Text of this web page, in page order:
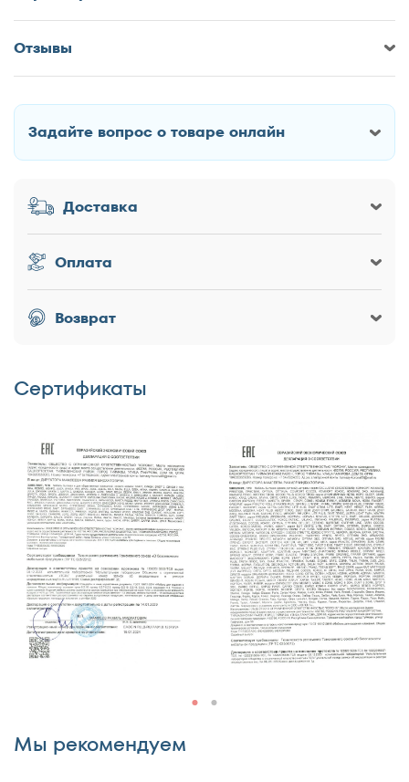
Отзывы
Оставить отзыв о Кровать Корона
Как Вас зовут?
Заголовок
Оценка товара
Достоинства
Недостатки
Задайте вопрос о товаре онлайн
Доставка
Оплата
Возврат
Сертификаты
Мы рекомендуем